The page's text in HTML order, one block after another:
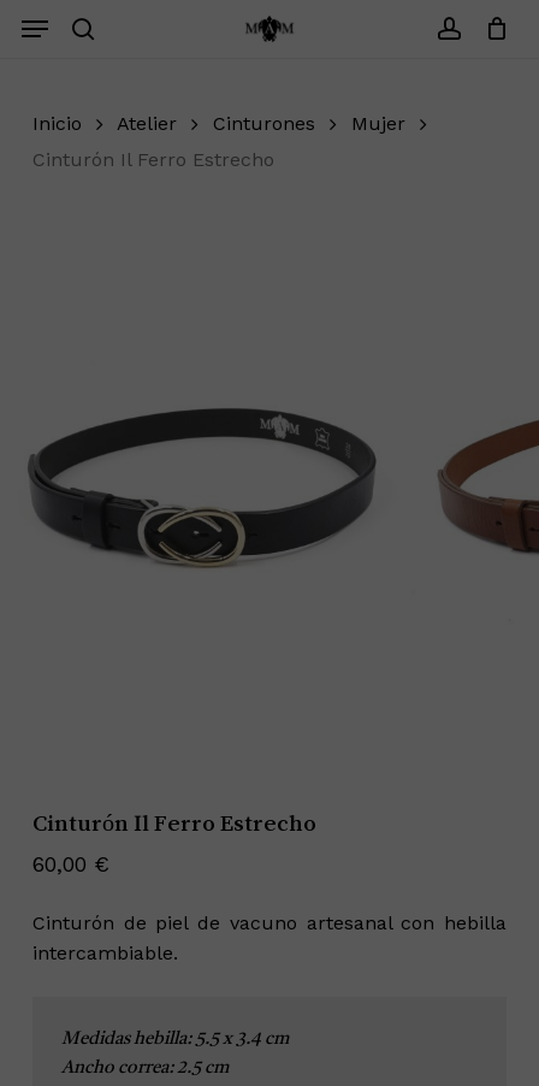
Menu
Inicio Atelier Cinturones
Mujer
Cinturón Il Ferro Estrecho
Cinturón Il Ferro Estrecho
60,00 €
Cinturón de piel de vacuno artesanal con hebilla
intercambiable.
Medidas hebilla: 5.5 x 3.4 cm
Ancho correa: 2.5 cm
Menu